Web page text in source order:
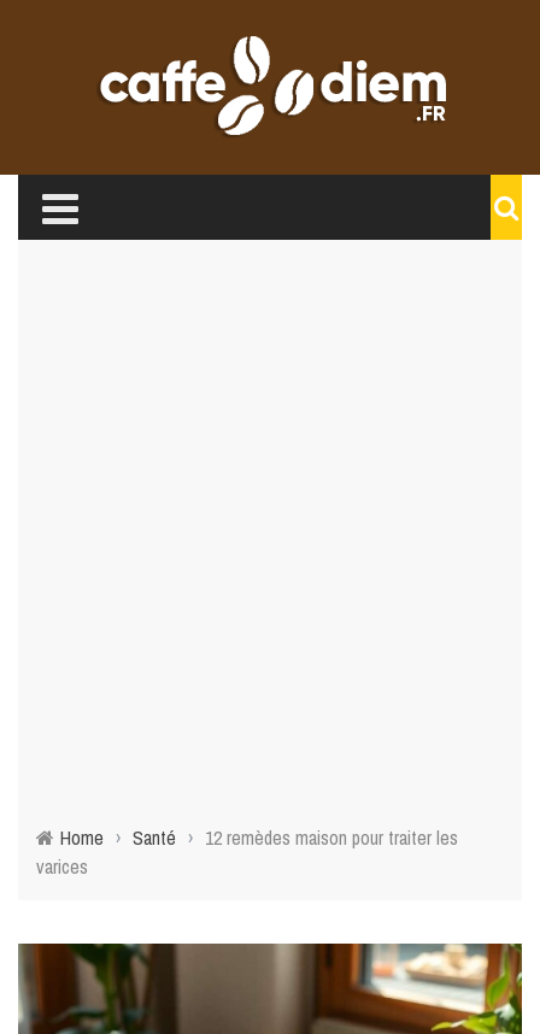
Home › Santé › 12 remèdes maison pour traiter les
varices